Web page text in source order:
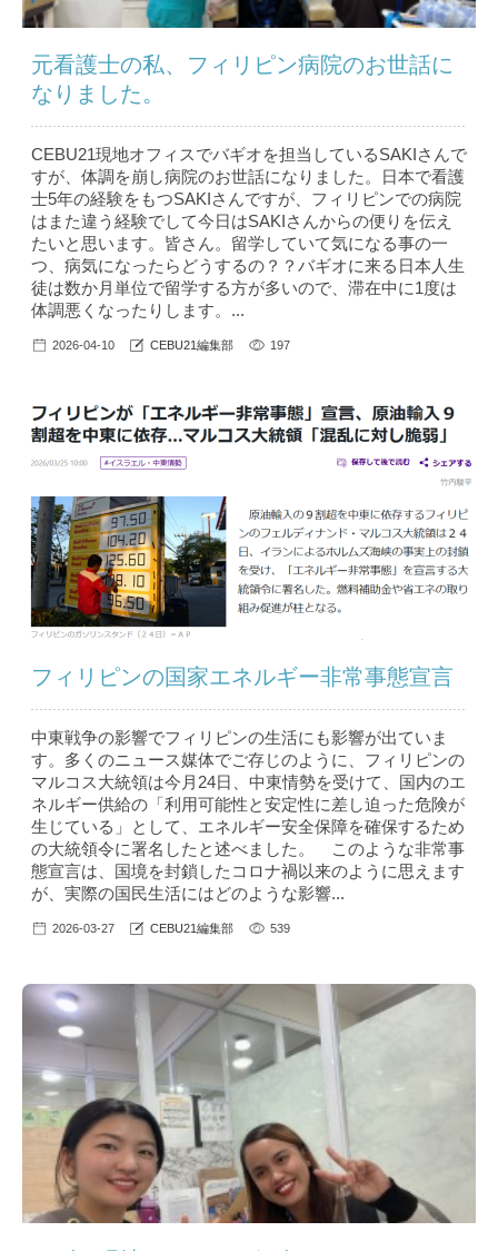
元看護士の私、フィリピン病院のお世話に
なりました。
CEBU21現地オフィスでバギオを担当しているSAKIさんで
すが、体調を崩し病院のお世話になりました。日本で看護
士5年の経験をもつSAKIさんですが、フィリピンでの病院
はまた違う経験でして今日はSAKIさんからの便りを伝え
たいと思います。皆さん。留学していて気になる事の一
つ、病気になったらどうするの？？バギオに来る日本人生
徒は数か月単位で留学する方が多いので、滞在中に1度は
体調悪くなったりします。...
2026-04-10 CEBU21編集部 197
フィリピンの国家エネルギー非常事態宣言
中東戦争の影響でフィリピンの生活にも影響が出ていま
す。多くのニュース媒体でご存じのように、フィリピンの
マルコス大統領は今月24日、中東情勢を受けて、国内のエ
ネルギー供給の「利用可能性と安定性に差し迫った危険が
生じている」として、エネルギー安全保障を確保するため
の大統領令に署名したと述べました。 このような非常事
態宣言は、国境を封鎖したコロナ禍以来のように思えます
が、実際の国民生活にはどのような影響...
2026-03-27 CEBU21編集部 539